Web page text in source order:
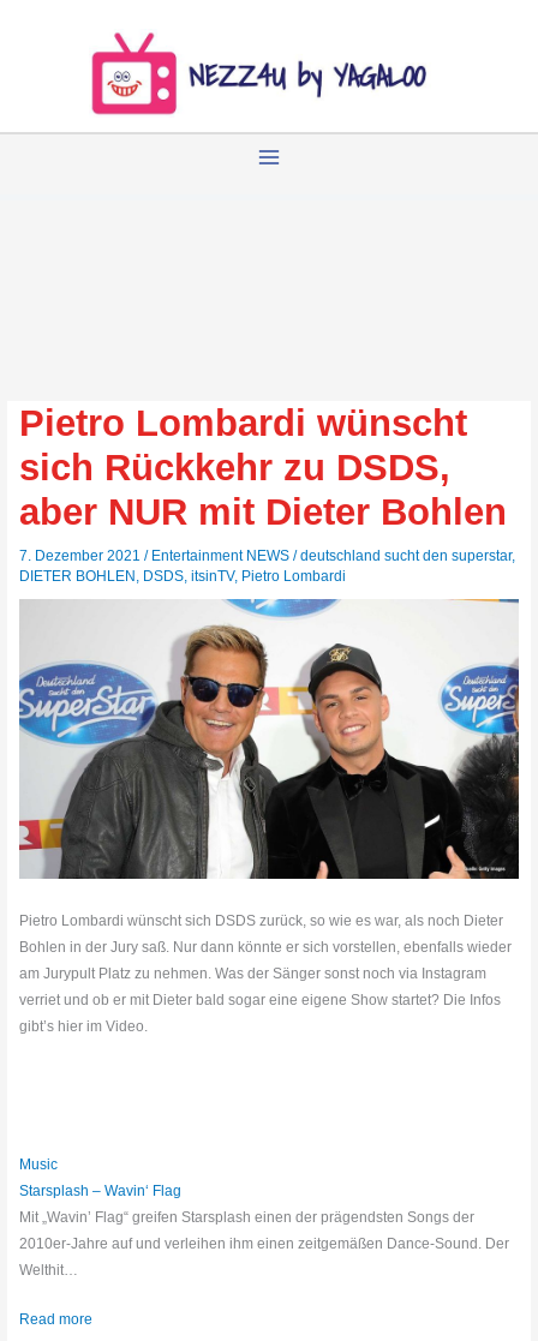
Pietro Lombardi wünscht
sich Rückkehr zu DSDS,
aber NUR mit Dieter Bohlen
7. Dezember 2021/ Entertainment NEWS /deutschland sucht den superstar,
DIETER BOHLEN DSDS ,itsinTV, Pietro Lombardi
Pietro Lombardi wünscht sich DSDS zurück, so wie es war, als noch Dieter
Bohlen in der Jury saß. Nur dann könnte er sich vorstellen, ebenfalls wieder
am Jurypult Platz zu nehmen. Was der Sänger sonst noch via Instagram
verriet und ob er mit Dieter bald sogar eine eigene Show startet? Die Infos
gibt’s hier im Video.
Music
Starsplash – Wavin‘ Flag
Mit „Wavin’ Flag“ greifen Starsplash einen der prägendsten Songs der
2010er-Jahre auf und verleihen ihm einen zeitgemäßen Dance-Sound. Der
Welthit…
Read more